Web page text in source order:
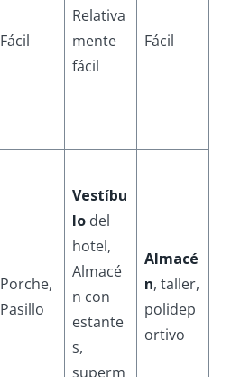
Fácil
Relativa
mente
fácil
Fácil
Porche,
Pasillo
Vestíbu
lo del
hotel,
Almacé
n con
estante
s,
superm
Almacé
n, taller,
polidep
ortivo